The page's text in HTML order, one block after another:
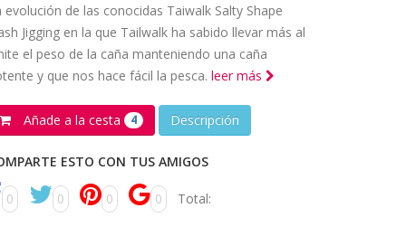
evolución de las conocidas Taiwalk Salty Shape
Jigging en la que Tailwalk ha sabido llevar más al
el peso de la caña manteniendo una caña
y que nos hace fácil la pesca. leer más
Añade a la cesta 4 Descripción
ESTO CON TUS AMIGOS
0 0 0 0 Total: